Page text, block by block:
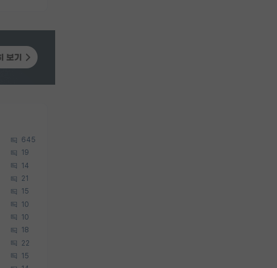
645
19
14
21
15
10
10
18
22
15